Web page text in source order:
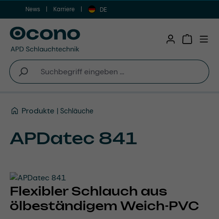
Zum Hauptinhalt springen
News Karriere DE
Produkte Schläuche
APDatec 841
Flexibler Schlauch aus
ölbeständigem Weich-PVC